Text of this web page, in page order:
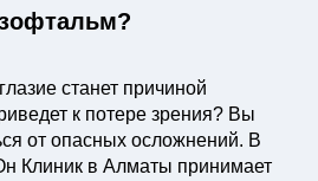
станет причиной
к потере зрения? Вы
от опасных осложнений. В
Клиник в Алматы принимает